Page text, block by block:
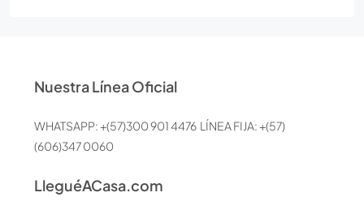
Nuestra Línea Oficial
WHATSAPP: +(57)300 901 4476 LÍNEA FIJA: +(57)
(606)347 0060
LleguéACasa.com